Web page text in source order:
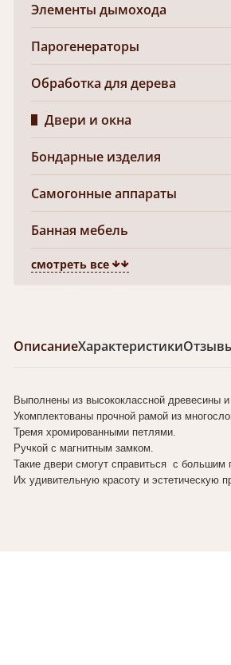
Элементы дымохода
Парогенераторы
Обработка для дерева
Двери и окна
Бондарные изделия
Самогонные аппараты
Банная мебель
смотреть все
ОписаниеХарактеристики
Выполнены из высококлассной древесины
Укомплектованы прочной рамой из
Тремя хромированными петлями.
Ручкой с магнитным замком.
Такие двери смогут справиться с большим
Их удивительную красоту и эстетическую